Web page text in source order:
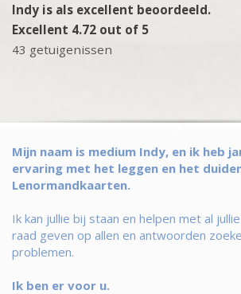
Indy is als excellent beoordeeld.
Excellent 4.72 out of 5
43 getuigenissen
Mijn naam is medium Indy, en ik heb
ervaring met het leggen en het
Lenormandkaarten.
Ik kan jullie bij staan en helpen met al
raad geven op allen en antwoorden
problemen.
Ik ben er voor u.